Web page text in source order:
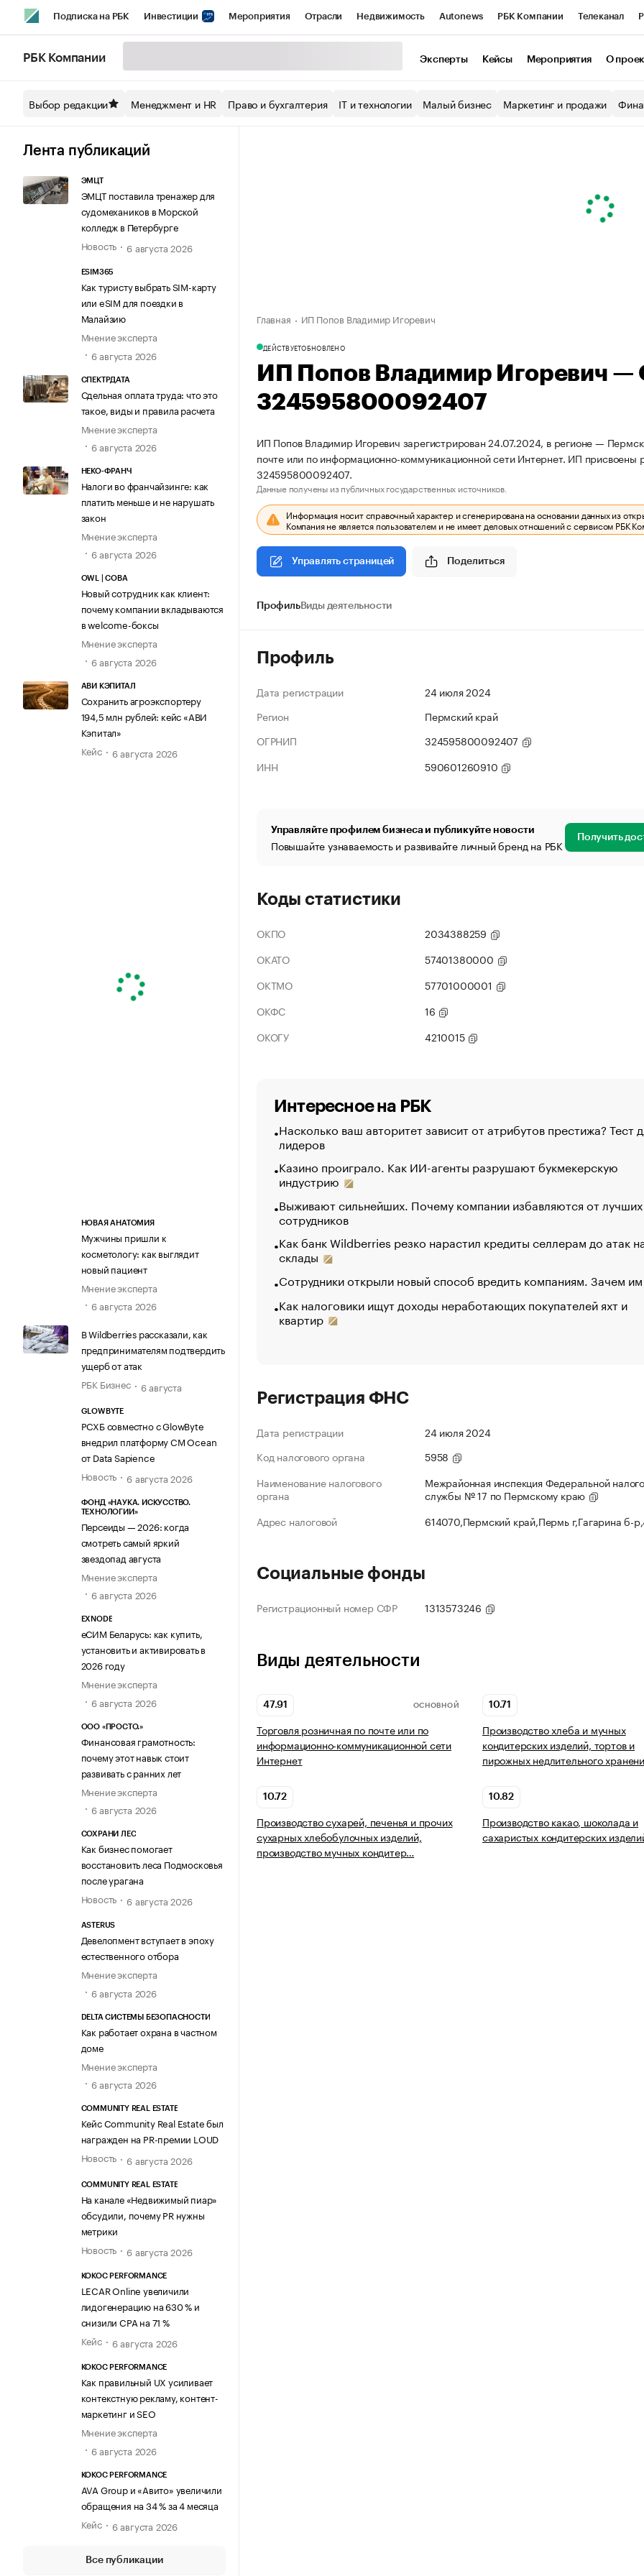
Подписка на РБК Инвестиции Мероприятия Отрасли Недвижимость Autonews РБК Компании Телеканал
Спецпроекты СПб Конференции СПб Спецпроекты Экономика Бизнес
Технологии и медиа
РБК Компании Эксперты Кейсы Мероприятия О
Выбор редакции Менеджмент и HR Право и бухгалтерия IT и технологии Малый бизнес Маркетинг и продажи
Лента публикаций
ЭМЦТ
ЭМЦТ поставила тренажер для
судомехаников в Морской
колледж в Петербурге
Новость
6 августа 2026
ESIM365
Как туристу выбрать SIM-карту
или eSIM для поездки в
Малайзию
Мнение эксперта
6 августа 2026
СПЕКТРДАТА
Сдельная оплата труда: что это
такое, виды и правила расчета
Мнение эксперта
6 августа 2026
НЕКО-ФРАНЧ
Налоги во франчайзинге: как
платить меньше и не нарушать
закон
Мнение эксперта
6 августа 2026
OWL | СОВА
Новый сотрудник как клиент:
почему компании вкладываются
в welcome-боксы
Мнение эксперта
6 августа 2026
АВИ КЭПИТАЛ
Сохранить агроэкспортеру
194,5 млн рублей: кейс «АВИ
Кэпитал»
Кейс
6 августа 2026
НОВАЯ АНАТОМИЯ
Мужчины пришли к
косметологу: как выглядит
новый пациент
Мнение эксперта
6 августа 2026
В Wildberries рассказали, как
предпринимателям подтвердить
ущерб от атак
РБК Бизнес
6 августа
GLOWBYTE
РСХБ совместно с GlowByte
внедрил платформу CM Ocean
от Data Sapience
Новость
6 августа 2026
ФОНД «НАУКА. ИСКУССТВО.
ТЕХНОЛОГИИ»
Персеиды — 2026: когда
смотреть самый яркий
звездопад августа
Мнение эксперта
6 августа 2026
EXNODE
еСИМ Беларусь: как купить,
установить и активировать в
2026 году
Мнение эксперта
6 августа 2026
ООО «ПРОСТО.»
Финансовая грамотность:
почему этот навык стоит
развивать с ранних лет
Мнение эксперта
6 августа 2026
СОХРАНИ ЛЕС
Как бизнес помогает
восстановить леса Подмосковья
после урагана
Новость
6 августа 2026
ASTERUS
Девелопмент вступает в эпоху
естественного отбора
Мнение эксперта
6 августа 2026
DELTA СИСТЕМЫ БЕЗОПАСНОСТИ
Как работает охрана в частном
доме
Мнение эксперта
6 августа 2026
COMMUNITY REAL ESTATE
Кейс Community Real Estate был
награжден на PR-премии LOUD
Новость
6 августа 2026
COMMUNITY REAL ESTATE
На канале «Недвижимый пиар»
обсудили, почему PR нужны
метрики
Новость
6 августа 2026
KOKOC PERFORMANCE
LECAR Online увеличили
лидогенерацию на 630 % и
снизили CPA на 71 %
Кейс
6 августа 2026
KOKOC PERFORMANCE
Как правильный UX усиливает
контекстную рекламу, контент-
маркетинг и SEO
Мнение эксперта
6 августа 2026
KOKOC PERFORMANCE
AVA Group и «Авито» увеличили
обращения на 34 % за 4 месяца
Кейс
6 августа 2026
Все публикации
Главная ИП Попов Владимир Игоревич
ДЕЙСТВУЕТОБНОВЛЕНО
ИП Попов Владимир Игоревич
324595800092407
ИП Попов Владимир Игоревич зарегистрирован 24.07.2024, в регионе —
почте или по информационно-коммуникационной сети Интернет. ИП
324595800092407.
Данные получены из публичных государственных источников.
Информация носит справочный характер и сгенерирована на основании данных из
Компания не является пользователем и не имеет деловых отношений с сервисом РБК
Управлять страницей Поделиться
ПрофильВиды деятельности
Профиль
Дата регистрации
24 июля 2024
Регион
Пермский край
ОГРНИП
324595800092407
ИНН
590601260910
Управляйте профилем бизнеса и публикуйте новости
Повышайте узнаваемость и развивайте личный бренд на РБК Получить
Коды статистики
ОКПО
2034388259
ОКАТО
57401380000
ОКТМО
57701000001
ОКФС
16
ОКОГУ
4210015
Интересное на РБК
Насколько ваш авторитет зависит от атрибутов престижа? Тест
лидеров
Казино проиграло. Как ИИ-агенты разрушают букмекерскую
индустрию
Выживают сильнейших. Почему компании избавляются от лучших
сотрудников
Как банк Wildberries резко нарастил кредиты селлерам до атак
склады
Сотрудники открыли новый способ вредить компаниям. Зачем
Как налоговики ищут доходы неработающих покупателей яхт и
квартир
Регистрация ФНС
Дата регистрации
24 июля 2024
Код налогового органа
5958
Наименование налогового
органа
Межрайонная инспекция Федеральной
службы № 17 по Пермскому краю
Адрес налоговой
614070,Пермский край,Пермь г,Гагарина б-
Социальные фонды
Регистрационный номер СФР 1313573246
Виды деятельности
47.91 ОСНОВНОЙ
Торговля розничная по почте или по
информационно-коммуникационной сети
Интернет
10.71
Производство хлеба и мучных
кондитерских изделий, тортов и
пирожных недлительного
10.72
Производство сухарей, печенья и прочих
сухарных хлебобулочных изделий,
производство мучных кондитер…
10.82
Производство какао, шоколада и
сахаристых кондитерских